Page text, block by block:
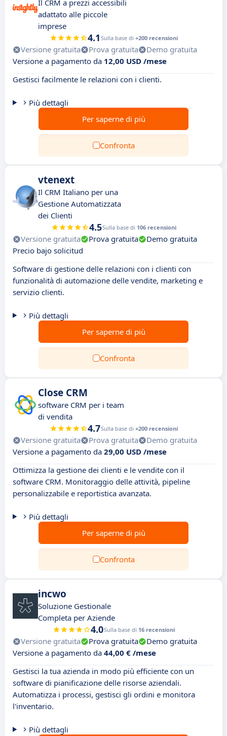
Il CRM a prezzi accessibili
adattato alle piccole
imprese
4.1 Sulla base di +200 recensioni
Versione gratuita Prova gratuita
Demo gratuita
Versione a pagamento da 12,00 USD /mese
Gestisci facilmente le relazioni con i clienti.
Più dettagli
Per saperne di più
Confronta
vtenext
Il CRM Italiano per una
Gestione Automatizzata
dei Clienti
4.5Sulla base di 106 recensioni
Versione gratuita Prova gratuita
Demo gratuita
Precio bajo solicitud
Software di gestione delle relazioni con i clienti con
funzionalità di automazione delle vendite, marketing e
servizio clienti.
Più dettagli
Per saperne di più
Confronta
Close CRM
software CRM per i team
di vendita
4.7Sulla base di +200 recensioni
Versione gratuita Prova gratuita
Demo gratuita
Versione a pagamento da 29,00 USD /mese
Ottimizza la gestione dei clienti e le vendite con il
software CRM. Monitoraggio delle attività, pipeline
personalizzabile e reportistica avanzata.
Più dettagli
Per saperne di più
Confronta
incwo
Soluzione Gestionale
Completa per Aziende
4.0Sulla base di 16 recensioni
Versione gratuita Prova gratuita
Demo gratuita
Versione a pagamento da 44,00 € /mese
Gestisci la tua azienda in modo più efficiente con un
software di pianificazione delle risorse aziendali.
Automatizza i processi, gestisci gli ordini e monitora
l'inventario.
Più dettagli